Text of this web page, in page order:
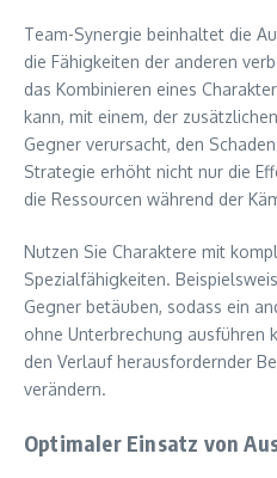
Team-Synergie beinhaltet die
die Fähigkeiten der anderen
das Kombinieren eines
kann, mit einem, der
Gegner verursacht, den
Strategie erhöht nicht nur die
die Ressourcen während der
Nutzen Sie Charaktere mit
Spezialfähigkeiten.
Gegner betäuben, sodass ein
ohne Unterbrechung ausführen
den Verlauf herausfordernder
verändern.
Optimaler Einsatz von